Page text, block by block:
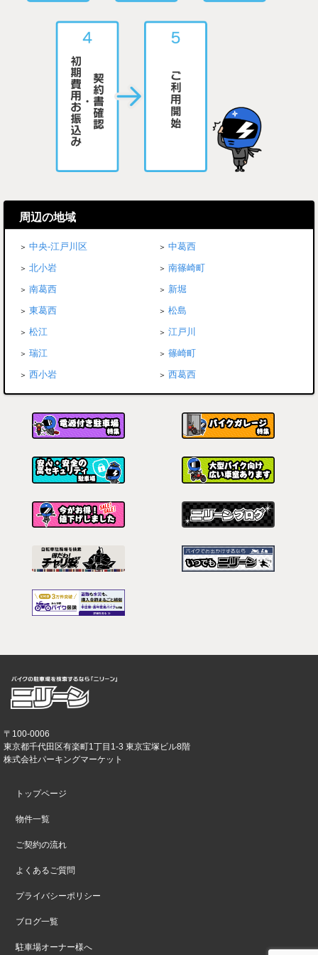
周辺の地域
中央-江戸川区
中葛西
北小岩
南篠崎町
南葛西
新堀
東葛西
松島
松江
江戸川
瑞江
篠崎町
西小岩
西葛西
〒100-0006
東京都千代田区有楽町1丁目1-3 東京宝塚ビル8階
株式会社パーキングマーケット
トップページ
物件一覧
ご契約の流れ
よくあるご質問
プライバシーポリシー
ブログ一覧
駐車場オーナー様へ